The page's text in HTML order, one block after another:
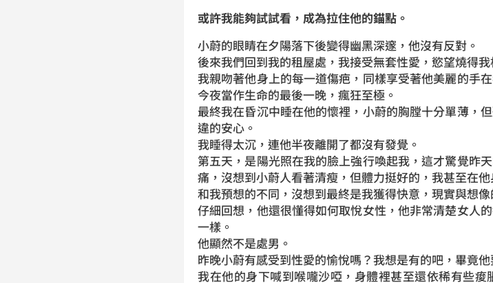
或許我能夠試試看，成為拉住他的錨點。
小蔚的眼睛在夕陽落下後變得幽黑深邃，他沒有反對。
後來我們回到我的租屋處，我接受無套性愛，慾望燒得
我親吻著他身上的每一道傷疤，同樣享受著他美麗的手
今夜當作生命的最後一晚，瘋狂至極。
最終我在昏沉中睡在他的懷裡，小蔚的胸膛十分單薄，
違的安心。
我睡得太沉，連他半夜離開了都沒有發覺。
第五天，是陽光照在我的臉上強行喚起我，這才驚覺昨
痛，沒想到小蔚人看著清瘦，但體力挺好的，我甚至在
和我預想的不同，沒想到最終是我獲得快意，現實與想
仔細回想，他還很懂得如何取悅女性，他非常清楚女人
一樣。
他顯然不是處男。
昨晚小蔚有感受到性愛的愉悅嗎？我想是有的吧，畢竟他
我在他的身下喊到喉嚨沙啞，身體裡甚至還依稀有些